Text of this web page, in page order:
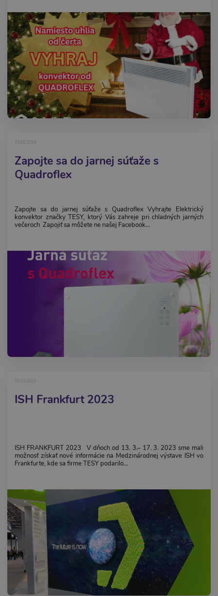
Zapojte sa do jarnej súťaže s
Quadroflex
Zapojte sa do jarnej súťaže s Quadroflex Vyhrajte Elektrický
konvektor značky TESY, ktorý Vás zahreje pri chladných jarných
večeroch Zapojiť sa môžete ne našej Facebook...
ISH Frankfurt 2023
ISH FRANKFURT 2023 V dňoch od 13. 3.– 17. 3. 2023 sme mali
možnosť získať nové informácie na Medzinárodnej výstave ISH vo
Frankfurte, kde sa firme TESY podarilo...